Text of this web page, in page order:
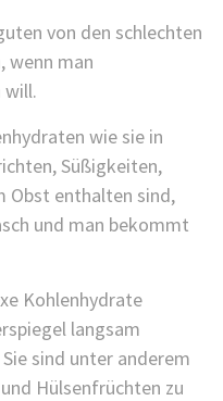
von den schlechten
wenn man
will.
wie sie in
Süßigkeiten,
Obst enthalten sind,
und man bekommt
Kohlenhydrate
langsam
sind unter anderem
Hülsenfrüchten zu